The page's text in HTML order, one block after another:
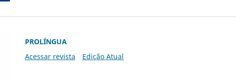
PROLÍNGUA
Acessar revista
Edição Atual